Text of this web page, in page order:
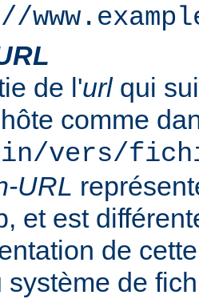
de l'urlqui
comme
vers/
URL
et est
de
système de